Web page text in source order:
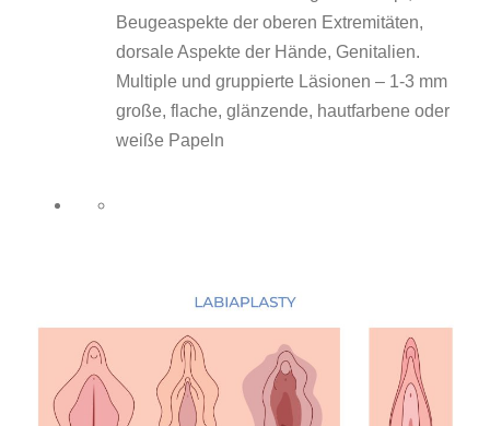
Beugeaspekte der oberen Extremitäten,
dorsale Aspekte der Hände, Genitalien.
Multiple und gruppierte Läsionen – 1-3 mm
große, flache, glänzende, hautfarbene oder
weiße Papeln